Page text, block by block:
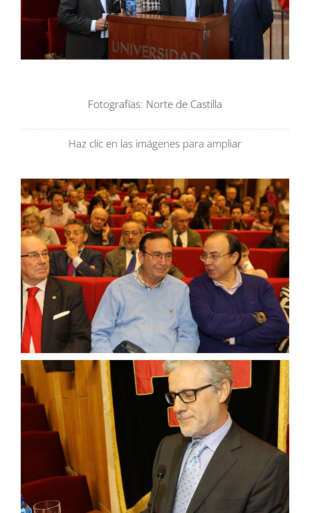
Fotografías: Norte de Castilla
Haz clic en las imágenes para ampliar